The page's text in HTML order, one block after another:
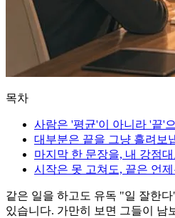
목차
사람은 '평균'이 아니라 '끝'
대부분은 끝을 그냥 흘려보
마지막 한 문장을, 내 강점
시작은 못 고쳐도, 끝은 언
같은 일을 하고도 유독 "일 잘한
있습니다. 가만히 보면 그들이 남